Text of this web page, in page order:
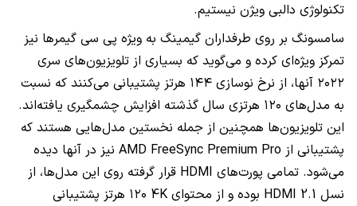
تکنولوژی دالبی ویژن نیستیم.
سامسونگ بر روی طرفداران گیمینگ به ویژه پی سی گیمر‌ها نیز
تمرکز ویژه‌ای کرده و می‌گوید که بسیاری از تلویزیون‌های سری
۲۰۲۲ آنها، از نرخ نوسازی ۱۴۴ هرتز پشتیبانی می‌کنند که نسبت
به مدل‌های ۱۲۰ هرتزی سال گذشته افزایش چشمگیری یافته‌اند.
این تلویزیون‌ها همچنین از جمله نخستین مدل‌هایی هستند که
پشتیبانی از AMD FreeSync Premium Pro نیز در آنها دیده
می‌شود. تمامی پورت‌های HDMI قرار گرفته روی این مدل‌ها، از
نسل HDMI 2.1 بوده و از محتوای 4K
۱۲۰ هرتز پشتیبانی